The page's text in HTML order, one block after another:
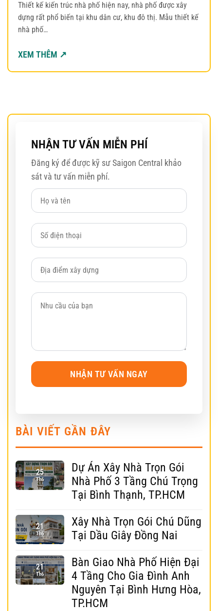
Thiết kế kiến trúc nhà phố hiện nay, nhà phố được xây
dựng rất phổ biến tại khu dân cư, khu đô thị. Mẫu thiết kế
nhà phố…
XEM THÊM ↗
NHẬN TƯ VẤN MIỄN PHÍ
Đăng ký để được kỹ sư Saigon Central khảo
sát và tư vấn miễn phí.
BÀI VIẾT GẦN ĐÂY
25
Th6
Dự Án Xây Nhà Trọn Gói
Nhà Phố 3 Tầng Chú Trọng
Tại Bình Thạnh, TP.HCM
21
Th6
Xây Nhà Trọn Gói Chú Dũng
Tại Dầu Giây Đồng Nai
21
Th6
Bàn Giao Nhà Phố Hiện Đại
4 Tầng Cho Gia Đình Anh
Nguyên Tại Bình Hưng Hòa,
TP.HCM